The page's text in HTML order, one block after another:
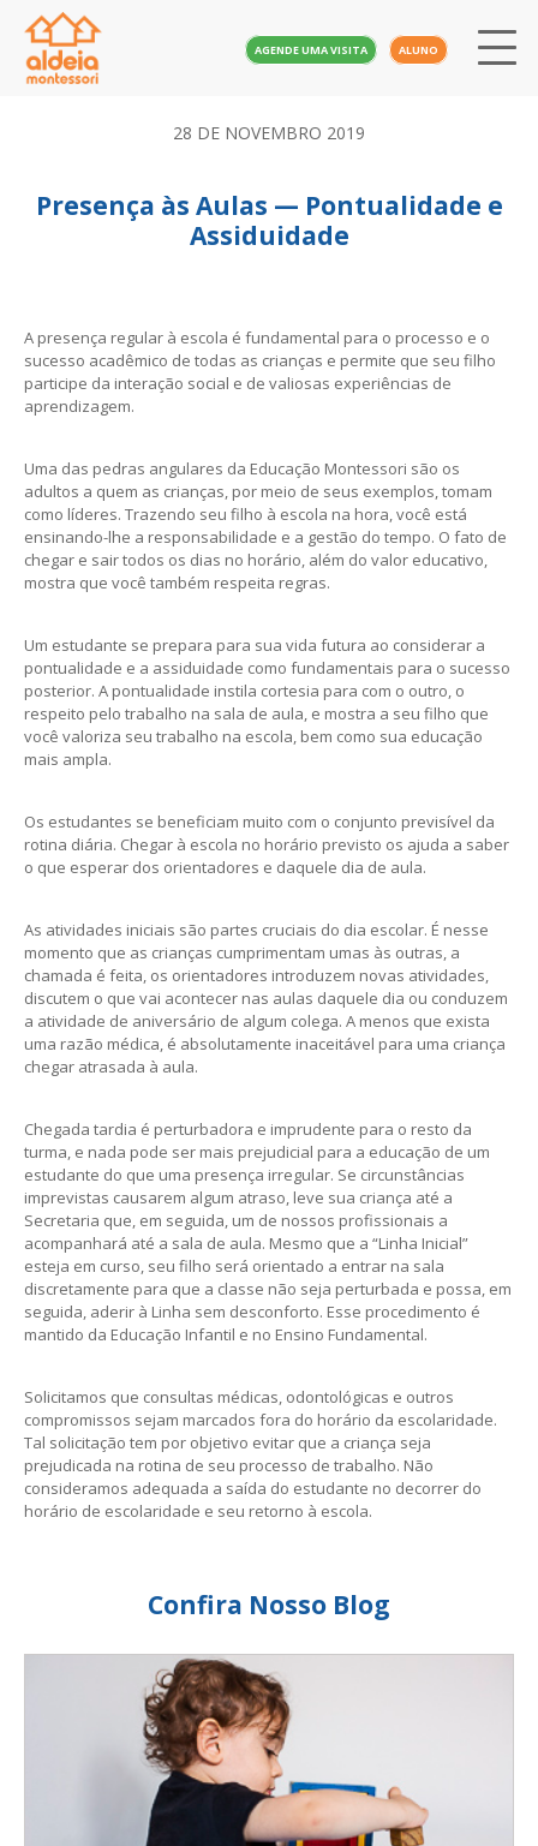
AGENDE UMA VISITA ALUNO
28 DE NOVEMBRO 2019
Presença às Aulas — Pontualidade e
Assiduidade
A presença regular à escola é fundamental para o processo e o
sucesso acadêmico de todas as crianças e permite que seu filho
participe da interação social e de valiosas experiências de
aprendizagem.
Uma das pedras angulares da Educação Montessori são os
adultos a quem as crianças, por meio de seus exemplos, tomam
como líderes. Trazendo seu filho à escola na hora, você está
ensinando-lhe a responsabilidade e a gestão do tempo. O fato de
chegar e sair todos os dias no horário, além do valor educativo,
mostra que você também respeita regras.
Um estudante se prepara para sua vida futura ao considerar a
pontualidade e a assiduidade como fundamentais para o sucesso
posterior. A pontualidade instila cortesia para com o outro, o
respeito pelo trabalho na sala de aula, e mostra a seu filho que
você valoriza seu trabalho na escola, bem como sua educação
mais ampla.
Os estudantes se beneficiam muito com o conjunto previsível da
rotina diária. Chegar à escola no horário previsto os ajuda a saber
o que esperar dos orientadores e daquele dia de aula.
As atividades iniciais são partes cruciais do dia escolar. É nesse
momento que as crianças cumprimentam umas às outras, a
chamada é feita, os orientadores introduzem novas atividades,
discutem o que vai acontecer nas aulas daquele dia ou conduzem
a atividade de aniversário de algum colega. A menos que exista
uma razão médica, é absolutamente inaceitável para uma criança
chegar atrasada à aula.
Chegada tardia é perturbadora e imprudente para o resto da
turma, e nada pode ser mais prejudicial para a educação de um
estudante do que uma presença irregular. Se circunstâncias
imprevistas causarem algum atraso, leve sua criança até a
Secretaria que, em seguida, um de nossos profissionais a
acompanhará até a sala de aula. Mesmo que a “Linha Inicial”
esteja em curso, seu filho será orientado a entrar na sala
discretamente para que a classe não seja perturbada e possa, em
seguida, aderir à Linha sem desconforto. Esse procedimento é
mantido da Educação Infantil e no Ensino Fundamental.
Solicitamos que consultas médicas, odontológicas e outros
compromissos sejam marcados fora do horário da escolaridade.
Tal solicitação tem por objetivo evitar que a criança seja
prejudicada na rotina de seu processo de trabalho. Não
consideramos adequada a saída do estudante no decorrer do
horário de escolaridade e seu retorno à escola.
Confira Nosso Blog